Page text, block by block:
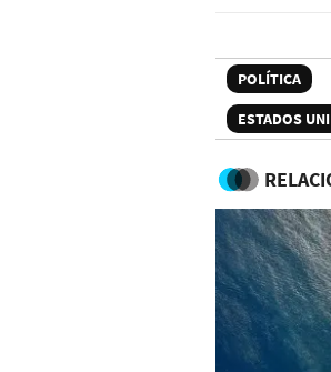
POLÍTICA
ESTADOS